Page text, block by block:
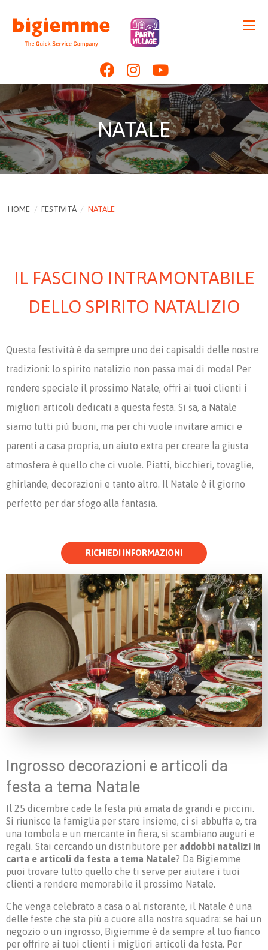
NATALE
HOME / FESTIVITÀ / NATALE
IL FASCINO INTRAMONTABILE
DELLO SPIRITO NATALIZIO
Questa festività è da sempre uno dei capisaldi delle nostre
tradizioni: lo spirito natalizio non passa mai di moda! Per
rendere speciale il prossimo Natale, offri ai tuoi clienti i
migliori articoli dedicati a questa festa. Si sa, a Natale
siamo tutti più buoni, ma per chi vuole invitare amici e
parenti a casa propria, un aiuto extra per creare la giusta
atmosfera è quello che ci vuole. Piatti, bicchieri, tovaglie,
ghirlande, decorazioni e tanto altro. Il Natale è il giorno
perfetto per dar sfogo alla fantasia.
RICHIEDI INFORMAZIONI
Ingrosso decorazioni e articoli da
festa a tema Natale
Il 25 dicembre cade la festa più amata da grandi e piccini.
Si riunisce la famiglia per stare insieme, ci si abbuffa e, tra
una tombola e un mercante in fiera, si scambiano auguri e
regali. Stai cercando un distributore per addobbi natalizi in
carta e articoli da festa a tema Natale? Da Bigiemme
puoi trovare tutto quello che ti serve per aiutare i tuoi
clienti a rendere memorabile il prossimo Natale.
Che venga celebrato a casa o al ristorante, il Natale è una
delle feste che sta più a cuore alla nostra squadra: se hai un
negozio o un ingrosso, Bigiemme è da sempre al tuo fianco
per offrire ai tuoi clienti i migliori articoli da festa. Per